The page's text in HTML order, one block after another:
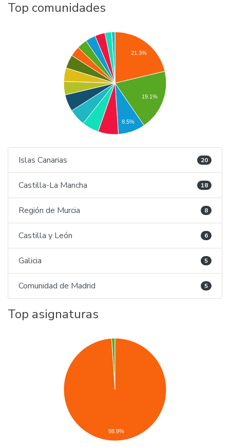
Top comunidades
21.3%
19.1%
8.5%
Islas Canarias 20
Castilla-La Mancha 18
Región de Murcia 8
Castilla y León 6
Galicia 5
Comunidad de Madrid 5
Top asignaturas
98.9%